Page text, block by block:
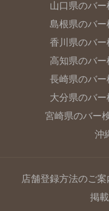
山口県のバー
島根県のバー
香川県のバー
高知県のバー
長崎県のバー
大分県のバー
宮崎県のバー
沖
店舗登録方法のご案
掲